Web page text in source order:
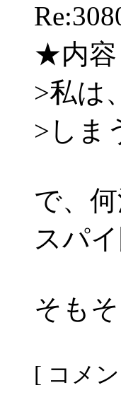
★内容
>私は
>しま
で、
スパ
そも
[ コメ